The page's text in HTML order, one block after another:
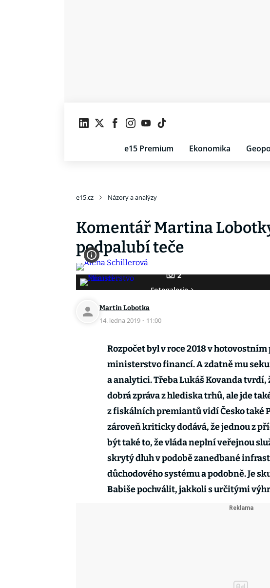
e15 Premium Ekonomika
e15.cz Názory a analýzy
Komentář Martina
podpalubí teče
2
Fotogalerie
Martin Lobotka
14. ledna 2019 · 11:00
Rozpočet byl v roce 2018 v
ministerstvo financí. A zdatně mu
a analytici. Třeba Lukáš Kovanda
dobrá zpráva z hlediska trhů, ale jde
z fiskálních premiantů vidí Česko také
zároveň kriticky dodává, že jednou z
být také to, že vláda neplní veřejnou
skrytý dluh v podobě zanedbané
důchodového systému a podobně. Je
Babiše pochválit, jakkoli s určitými